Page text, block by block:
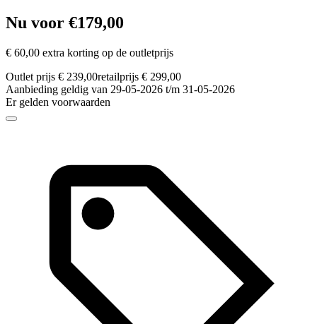
Nu voor €179,00
€ 60,00 extra korting op de outletprijs
Outlet prijs € 239,00retailprijs € 299,00
Aanbieding geldig van 29-05-2026 t/m 31-05-2026
Er gelden voorwaarden